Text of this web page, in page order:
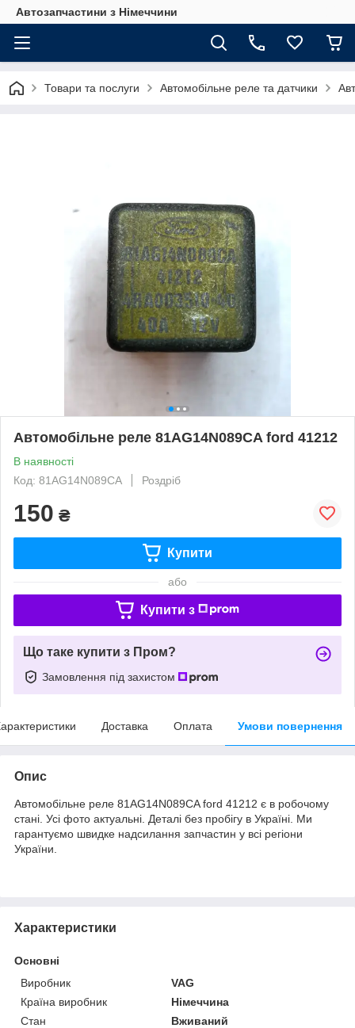
Автозапчастини з Німеччини
Товари та послуги Автомобільне реле та датчики
Автомобільне реле 81AG14N089CA ford 41212
В наявності
Код: 81AG14N089CA
Роздріб
150 ₴
Купити
або
Купити з
Що таке купити з Пром?
Замовлення під захистом
Доставка Оплата Умови повернення
Опис
Автомобільне реле 81AG14N089CA ford 41212 є в робочому
стані. Усі фото актуальні. Деталі без пробігу в Україні. Ми
гарантуємо швидке надсилання запчастин у всі регіони
України.
Характеристики
Основні
Виробник
VAG
Країна виробник
Німеччина
Стан
Вживаний